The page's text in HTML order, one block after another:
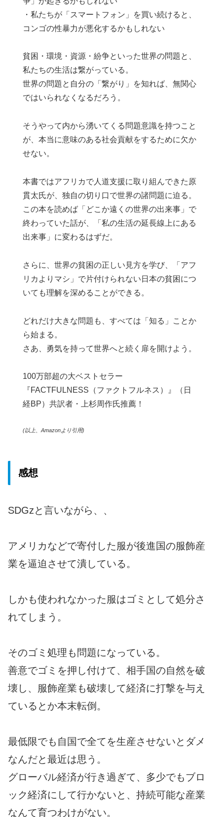
・私たちが「スマートフォン」を買い続けると、
コンゴの性暴力が悪化するかもしれない
貧困・環境・資源・紛争といった世界の問題と、
私たちの生活は繋がっている。
世界の問題と自分の「繋がり」を知れば、無関心
ではいられなくなるだろう。
そうやって内から湧いてくる問題意識を持つこと
が、本当に意味のある社会貢献をするために欠か
せない。
本書ではアフリカで人道支援に取り組んできた原
貫太氏が、独自の切り口で世界の諸問題に迫る。
この本を読めば「どこか遠くの世界の出来事」で
終わっていた話が、「私の生活の延長線上にある
出来事」に変わるはずだ。
さらに、世界の貧困の正しい見方を学び、「アフ
リカよりマシ」で片付けられない日本の貧困につ
いても理解を深めることができる。
どれだけ大きな問題も、すべては「知る」ことか
ら始まる。
さあ、勇気を持って世界へと続く扉を開けよう。
100万部超の大ベストセラー
『FACTFULNESS（ファクトフルネス）』（日
経BP）共訳者・上杉周作氏推薦！
(以上、Amazonより引用)
感想
SDGzと言いながら、、
アメリカなどで寄付した服が後進国の服飾産
業を逼迫させて潰している。
しかも使われなかった服はゴミとして処分さ
れてしまう。
そのゴミ処理も問題になっている。
善意でゴミを押し付けて、相手国の自然を破
壊し、服飾産業も破壊して経済に打撃を与え
ているとか本末転倒。
最低限でも自国で全てを生産させないとダメ
なんだと最近は思う。
グローバル経済が行き過ぎて、多少でもブロ
ック経済にして行かないと、持続可能な産業
なんて育つわけがない。